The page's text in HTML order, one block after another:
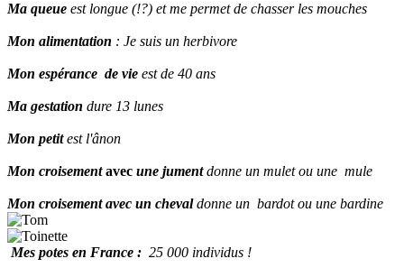
Ma queue est longue (!?) et me permet de chasser les mouches
Mon alimentation : Je suis un herbivore
Mon espérance de vie est de 40 ans
Ma gestation dure 13 lunes
Mon petit est l'ânon
Mon croisementavec une jument donne un mulet ou une mule
Mon croisement avec un chevaldonne un bardot ou une bardine
Mes potes en France : 25 000 individus !